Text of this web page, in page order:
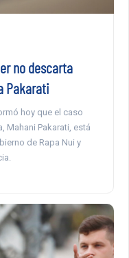
no descarta
Pakarati
hoy que el caso
Mahani Pakarati, está
de Rapa Nui y